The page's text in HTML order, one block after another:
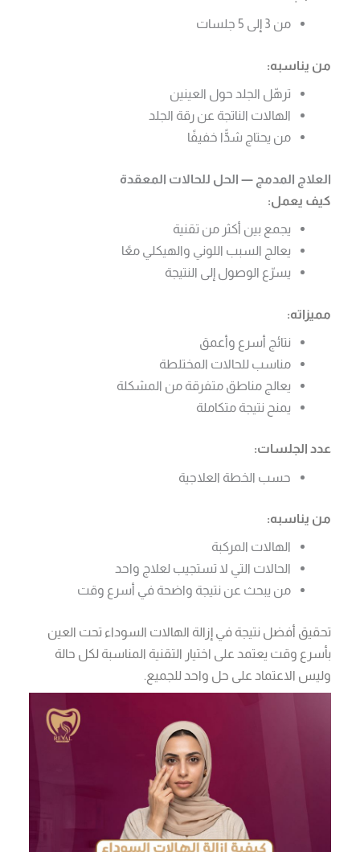
من 3 إلى 5 جلسات
من يناسبه:
ترهّل الجلد حول العينين
الهالات الناتجة عن رقة الجلد
من يحتاج شدًّا خفيفًا
العلاج المدمج — الحل للحالات المعقدة
كيف يعمل:
يجمع بين أكثر من تقنية
يعالج السبب اللوني والهيكلي معًا
يسرّع الوصول إلى النتيجة
مميزاته:
نتائج أسرع وأعمق
مناسب للحالات المختلطة
يعالج مناطق متفرقة من المشكلة
يمنح نتيجة متكاملة
عدد الجلسات:
حسب الخطة العلاجية
من يناسبه:
الهالات المركبة
الحالات التي لا تستجيب لعلاج واحد
من يبحث عن نتيجة واضحة في أسرع وقت
تحقيق أفضل نتيجة في إزالة الهالات السوداء تحت العين
بأسرع وقت يعتمد على اختيار التقنية المناسبة لكل حالة
وليس الاعتماد على حل واحد للجميع.